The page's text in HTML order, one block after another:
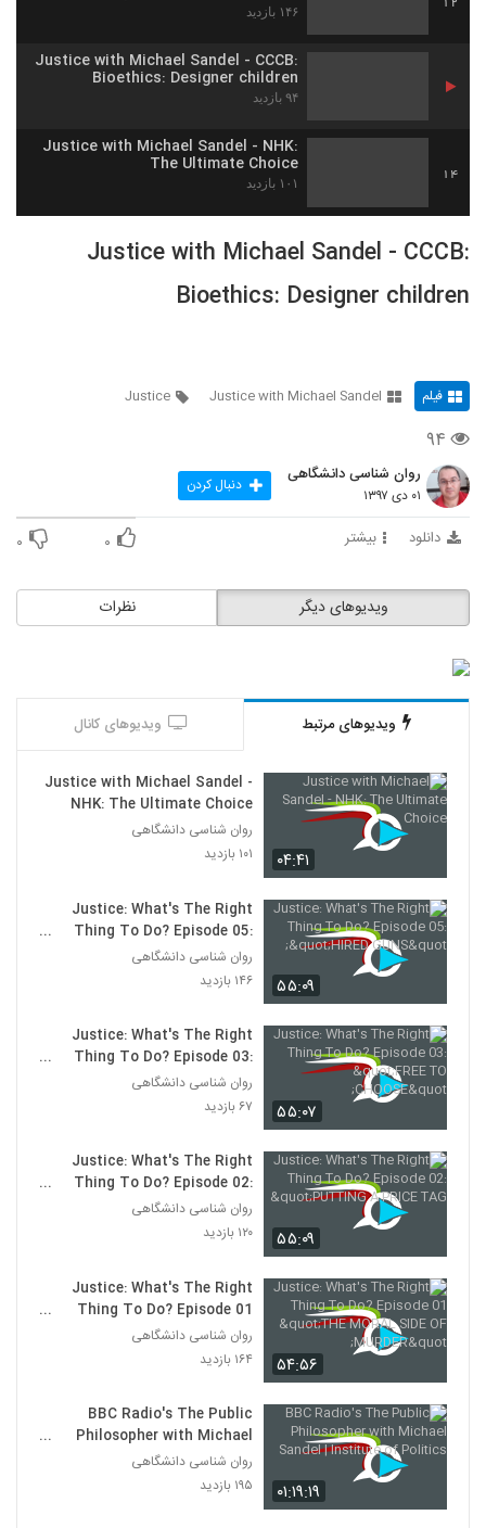
۱۴۶ بازدید
Justice with Michael Sandel - CCCB:
Bioethics: Designer children
۹۴ بازدید
14
Justice with Michael Sandel - NHK:
The Ultimate Choice
۱۰۱ بازدید
Justice with Michael Sandel - CCCB:
Bioethics: Designer children
فیلم Justice with Michael Sandel
Justice
۹۴
روان شناسی دانشگاهی
۰۱ دی ۱۳۹۷ دنبال کردن
دانلود بیشتر ۰ ۰
نظرات ویدیوهای دیگر
ویدیوهای مرتبط ویدیوهای کانال
۰۴:۴۱
Justice with Michael Sandel -
NHK: The Ultimate Choice
روان شناسی دانشگاهی
۱۰۱ بازدید
۵۵:۰۹
Justice: What's The Right
Thing To Do? Episode 05:
"HIRED GUNS"
روان شناسی دانشگاهی
۱۴۶ بازدید
۵۵:۰۷
Justice: What's The Right
Thing To Do? Episode 03:
"FREE TO CHOOSE"
روان شناسی دانشگاهی
۶۷ بازدید
۵۵:۰۹
Justice: What's The Right
Thing To Do? Episode 02:
"PUTTING A PRICE TAG
روان شناسی دانشگاهی
۱۲۰ بازدید
۵۴:۵۶
Justice: What's The Right
Thing To Do? Episode 01
"THE MORAL SIDE OF
MURDER"
روان شناسی دانشگاهی
۱۶۴ بازدید
۰۱:۱۹:۱۹
BBC Radio's The Public
Philosopher with Michael
Sandel | Institute of Politics
روان شناسی دانشگاهی
۱۹۵ بازدید